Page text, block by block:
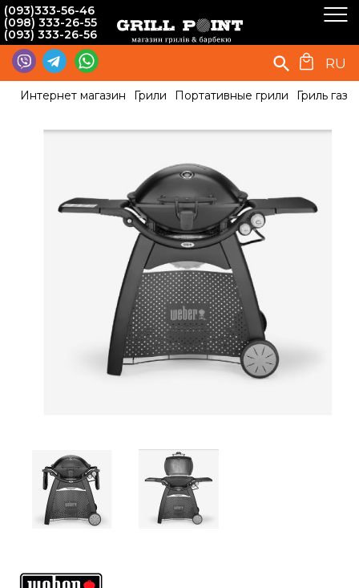
(093)333-56-46
(098) 333-26-55
(093) 333-26-56
RU
Интернет магазин Грили Портативные грили Гриль